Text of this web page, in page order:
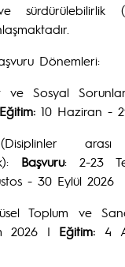
sürdürülebilirlik
Dönemleri:
Sosyal
Eğitim: 10 Haziran -
Başvuru: 2-23
- 30 Eylül 2026
Toplum ve
2026 | Eğitim: 4